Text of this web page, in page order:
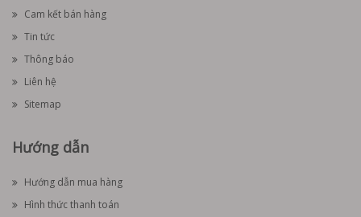
Cam kết bán hàng
Tin tức
Thông báo
Liên hệ
Sitemap
Hướng dẫn
Hướng dẫn mua hàng
Hình thức thanh toán